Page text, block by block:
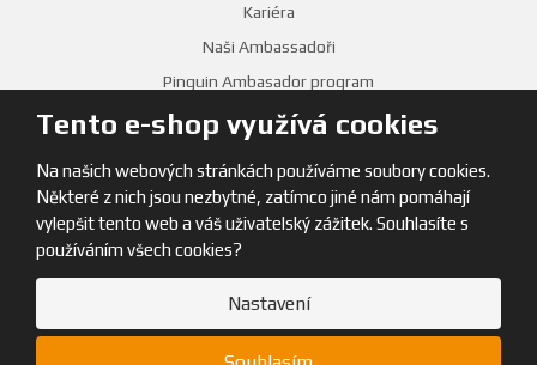
Tento e-shop využívá cookies
Na našich webových stránkách používáme soubory cookies.
Některé z nich jsou nezbytné, zatímco jiné nám pomáhají
vylepšit tento web a váš uživatelský zážitek. Souhlasíte s
používáním všech cookies?
Nastavení
Kariéra
Naši Ambassadoři
Pinguin Ambasador program
PRODEJNY
© 2026, Pinguin